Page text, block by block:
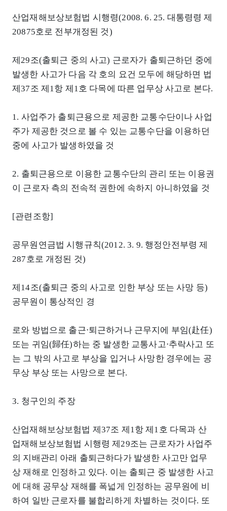
산업재해보상보험법 시행령(2008. 6. 25. 대통령령 제
20875호로 전부개정된 것)
제29조(출퇴근 중의 사고) 근로자가 출퇴근하던 중에
발생한 사고가 다음 각 호의 요건 모두에 해당하면 법
제37조 제1항 제1호 다목에 따른 업무상 사고로 본다.
1. 사업주가 출퇴근용으로 제공한 교통수단이나 사업
주가 제공한 것으로 볼 수 있는 교통수단을 이용하던
중에 사고가 발생하였을 것
2. 출퇴근용으로 이용한 교통수단의 관리 또는 이용권
이 근로자 측의 전속적 권한에 속하지 아니하였을 것
[관련조항]
공무원연금법 시행규칙(2012. 3. 9. 행정안전부령 제
287호로 개정된 것)
제14조(출퇴근 중의 사고로 인한 부상 또는 사망 등)
공무원이 통상적인 경
로와 방법으로 출근⋅퇴근하거나 근무지에 부임(赴任)
또는 귀임(歸任)하는 중 발생한 교통사고⋅추락사고 또
는 그 밖의 사고로 부상을 입거나 사망한 경우에는 공
무상 부상 또는 사망으로 본다.
3. 청구인의 주장
산업재해보상보험법 제37조 제1항 제1호 다목과 산
업재해보상보험법 시행령 제29조는 근로자가 사업주
의 지배관리 아래 출퇴근하다가 발생한 사고만 업무
상 재해로 인정하고 있다. 이는 출퇴근 중 발생한 사고
에 대해 공무상 재해를 폭넓게 인정하는 공무원에 비
하여 일반 근로자를 불합리하게 차별하는 것이다. 또